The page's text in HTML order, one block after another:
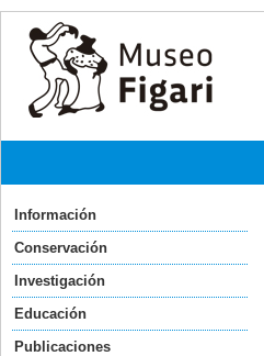
Información
Conservación
Investigación
Educación
Publicaciones